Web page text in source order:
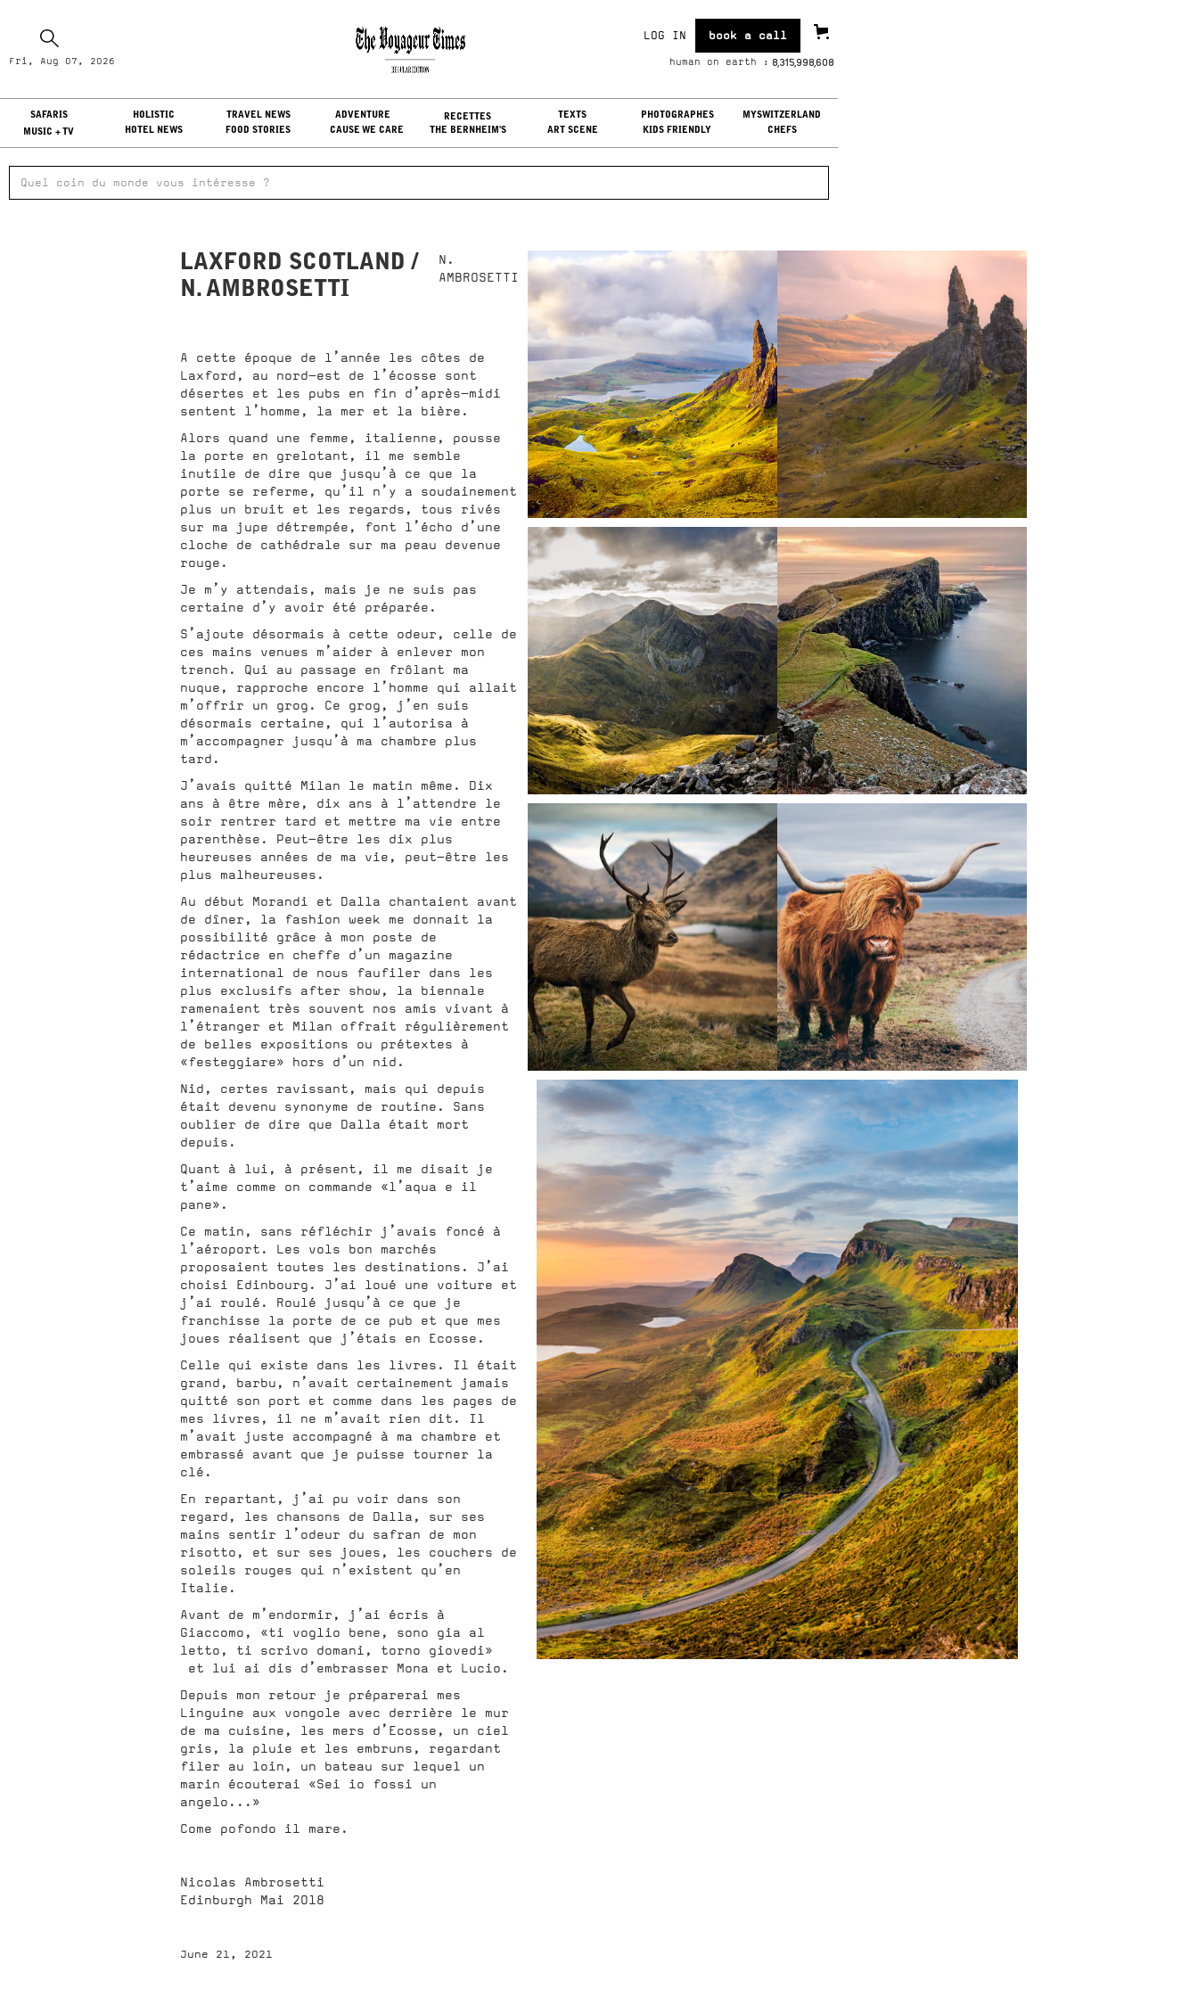
Fri, Aug 07, 2026
LOG IN book a call
human on earth : 8,315,998,610
SAFARIS HOLISTIC TRAVEL NEWS ADVENTURE RECETTES TEXTS PHOTOGRAPHES
MYSWITZERLAND
MUSIC + TV
HOTEL NEWS FOOD STORIES CAUSE WE CARE THE BERNHEIM'S ART SCENE KIDS FRIENDLY CHEFS
Fri, Aug 07, 2026
LOG IN
LAXFORD SCOTLAND /
N. AMBROSETTI
N.
AMBROSETTI
A cette époque de l’année les côtes de
Laxford, au nord-est de l’écosse sont
désertes et les pubs en fin d’après-midi
sentent l’homme, la mer et la bière.
Alors quand une femme, italienne, pousse
la porte en grelotant, il me semble
inutile de dire que jusqu’à ce que la
porte se referme, qu’il n’y a soudainement
plus un bruit et les regards, tous rivés
sur ma jupe détrempée, font l’écho d’une
cloche de cathédrale sur ma peau devenue
rouge.
Je m’y attendais, mais je ne suis pas
certaine d’y avoir été préparée.
S’ajoute désormais à cette odeur, celle de
ces mains venues m’aider à enlever mon
trench. Qui au passage en frôlant ma
nuque, rapproche encore l’homme qui allait
m’offrir un grog. Ce grog, j’en suis
désormais certaine, qui l’autorisa à
m’accompagner jusqu’à ma chambre plus
tard.
J’avais quitté Milan le matin même. Dix
ans à être mère, dix ans à l’attendre le
soir rentrer tard et mettre ma vie entre
parenthèse. Peut-être les dix plus
heureuses années de ma vie, peut-être les
plus malheureuses.
Au début Morandi et Dalla chantaient avant
de dîner, la fashion week me donnait la
possibilité grâce à mon poste de
rédactrice en cheffe d’un magazine
international de nous faufiler dans les
plus exclusifs after show, la biennale
ramenaient très souvent nos amis vivant à
l’étranger et Milan offrait régulièrement
de belles expositions ou prétextes à
«festeggiare» hors d’un nid.
Nid, certes ravissant, mais qui depuis
était devenu synonyme de routine. Sans
oublier de dire que Dalla était mort
depuis.
Quant à lui, à présent, il me disait je
t’aime comme on commande «l’aqua e il
pane».
Ce matin, sans réfléchir j’avais foncé à
l’aéroport. Les vols bon marchés
proposaient toutes les destinations. J’ai
choisi Edinbourg. J’ai loué une voiture et
j’ai roulé. Roulé jusqu’à ce que je
franchisse la porte de ce pub et que mes
joues réalisent que j’étais en Ecosse.
Celle qui existe dans les livres. Il était
grand, barbu, n’avait certainement jamais
quitté son port et comme dans les pages de
mes livres, il ne m’avait rien dit. Il
m’avait juste accompagné à ma chambre et
embrassé avant que je puisse tourner la
clé.
En repartant, j’ai pu voir dans son
regard, les chansons de Dalla, sur ses
mains sentir l’odeur du safran de mon
risotto, et sur ses joues, les couchers de
soleils rouges qui n’existent qu’en
Italie.
Avant de m’endormir, j’ai écris à
Giaccomo, «ti voglio bene, sono gia al
letto, ti scrivo domani, torno giovedi»
et lui ai dis d’embrasser Mona et Lucio.
Depuis mon retour je préparerai mes
Linguine aux vongole avec derrière le mur
de ma cuisine, les mers d’Ecosse, un ciel
gris, la pluie et les embruns, regardant
filer au loin, un bateau sur lequel un
marin écouterai «Sei io fossi un
angelo...»
Come pofondo il mare.
Nicolas Ambrosetti
Edinburgh Mai 2018
June 21, 2021